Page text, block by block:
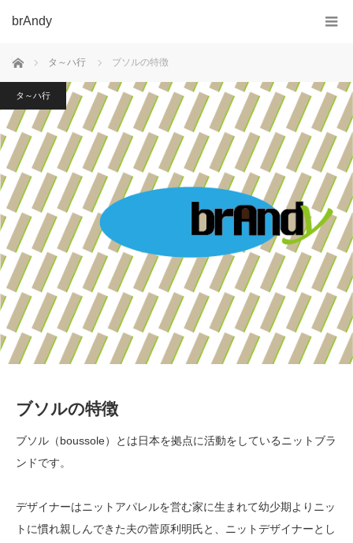
brAndy
ホーム タ～ハ行 ブソルの特徴
タ～ハ行
ブソルの特徴
ブソル（boussole）とは日本を拠点に活動をしているニットブラ
ンドです。
デザイナーはニットアパレルを営む家に生まれて幼少期よりニッ
トに慣れ親しんできた夫の菅原利明氏と、ニットデザイナーとし